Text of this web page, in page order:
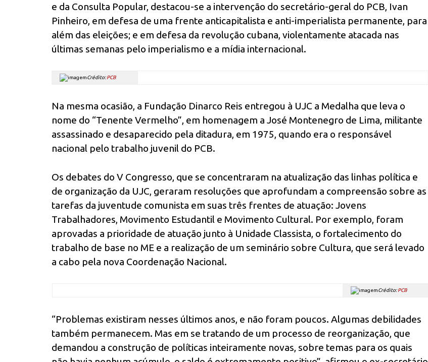
e da Consulta Popular, destacou-se a intervenção do secretário-geral do PCB, Ivan
Pinheiro, em defesa de uma frente anticapitalista e anti-imperialista permanente, para
além das eleições; e em defesa da revolução cubana, violentamente atacada nas
últimas semanas pelo imperialismo e a mídia internacional.
Crédito:PCB
Na mesma ocasião, a Fundação Dinarco Reis entregou à UJC a Medalha que leva o
nome do “Tenente Vermelho”, em homenagem a José Montenegro de Lima, militante
assassinado e desaparecido pela ditadura, em 1975, quando era o responsável
nacional pelo trabalho juvenil do PCB.
Os debates do V Congresso, que se concentraram na atualização das linhas política e
de organização da UJC, geraram resoluções que aprofundam a compreensão sobre as
tarefas da juventude comunista em suas três frentes de atuação: Jovens
Trabalhadores, Movimento Estudantil e Movimento Cultural. Por exemplo, foram
aprovadas a prioridade de atuação junto à Unidade Classista, o fortalecimento do
trabalho de base no ME e a realização de um seminário sobre Cultura, que será levado
a cabo pela nova Coordenação Nacional.
Crédito:PCB
“Problemas existiram nesses últimos anos, e não foram poucos. Algumas debilidades
também permanecem. Mas em se tratando de um processo de reorganização, que
demandou a construção de políticas inteiramente novas, sobre temas para os quais